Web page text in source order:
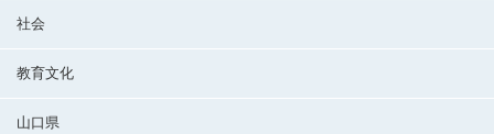
社会
教育文化
山口県